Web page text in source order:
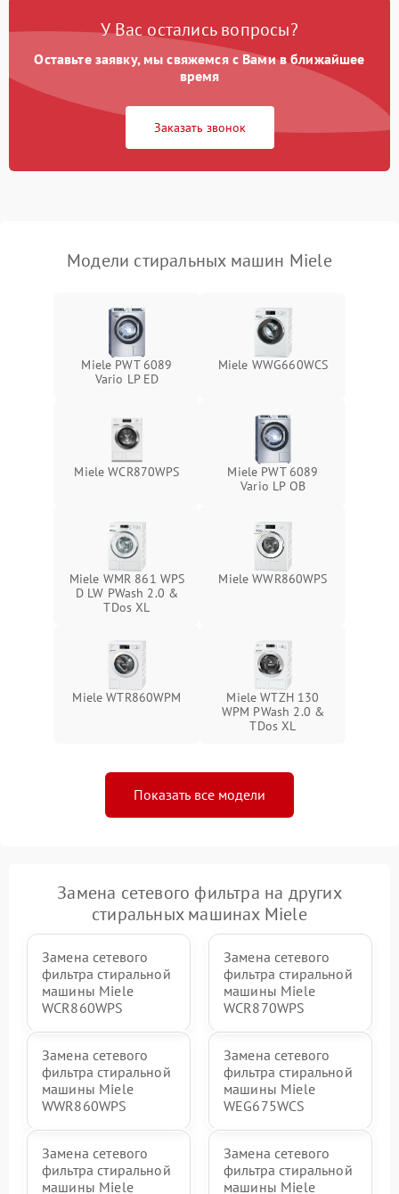
У Вас остались вопросы?
Оставьте заявку, мы свяжемся с Вами в ближайшее
время
Заказать звонок
Модели стиральных машин Miele
Miele PWT 6089
Vario LP ED
Miele WWG660WCS
Miele WCR870WPS
Miele PWT 6089
Vario LP OB
Miele WMR 861 WPS
D LW PWash 2.0 &
TDos XL
Miele WWR860WPS
Miele WTR860WPM
Miele WTZH 130
WPM PWash 2.0 &
TDos XL
Показать все модели
Замена сетевого фильтра на других
стиральных машинах Miele
Замена сетевого
фильтра стиральной
машины Miele
WCR860WPS
Замена сетевого
фильтра стиральной
машины Miele
WCR870WPS
Замена сетевого
фильтра стиральной
машины Miele
WWR860WPS
Замена сетевого
фильтра стиральной
машины Miele
WEG675WCS
Замена сетевого
фильтра стиральной
машины Miele
Замена сетевого
фильтра стиральной
машины Miele